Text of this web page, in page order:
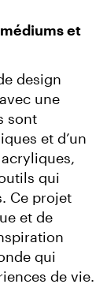
et
design
une
sont
et d’un
qui
Ce projet
et de
qui
de vie.